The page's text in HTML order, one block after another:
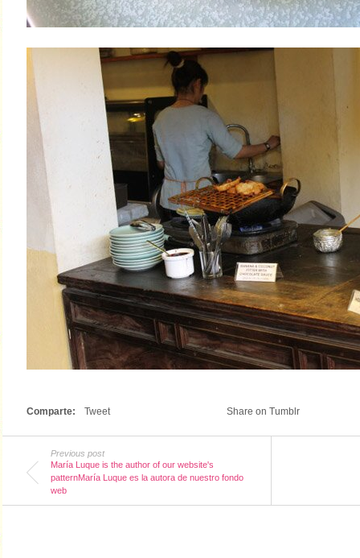
Comparte: Tweet Share on Tumblr
Previous post
María Luque is the author of our website's
patternMaría Luque es la autora de nuestro fondo
web